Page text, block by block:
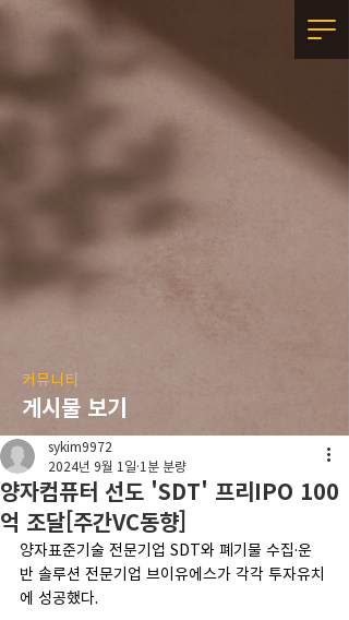
커뮤니티
게시물 보기
양자컴퓨터 선도 'SDT' 프리IPO 100
억 조달[주간VC동향]
sykim9972
2024년 9월 1일 1분 분량
양자표준기술 전문기업 SDT와 폐기물 수집·운
반 솔루션 전문기업 브이유에스가 각각 투자유치
에 성공했다.